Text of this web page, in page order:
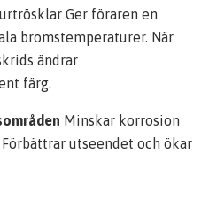
Ger föraren en
bromstemperaturer. När
ändrar
färg.
Minskar korrosion
utseendet och ökar